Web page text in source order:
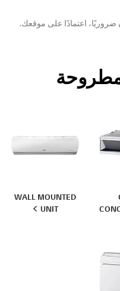
WALL MOUNTED
UNIT